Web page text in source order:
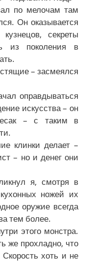
по мелочам там
Он оказывается
секреты
из поколения в
– засмеялся
оправдываться
искусства – он
– с таким в
клинки делает –
– но и денег они
я, смотря в
ножей их
оружие всегда
тем более.
этого монстра.
же прохладно, что
хоть и не